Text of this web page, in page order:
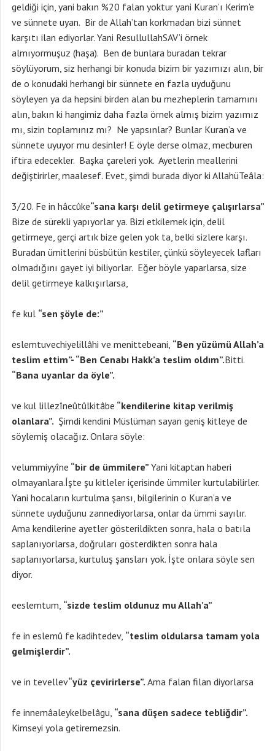
geldiği için, yani bakın %20 falan yoktur yani Kuran’ı Kerim’e
ve sünnete uyan. Bir de Allah’tan korkmadan bizi sünnet
karşıtı ilan ediyorlar. Yani ResullullahSAV’i örnek
almıyormuşuz (haşa). Ben de bunlara buradan tekrar
söylüyorum, siz herhangi bir konuda bizim bir yazımızı alın, bir
de o konudaki herhangi bir sünnete en fazla uyduğunu
söyleyen ya da hepsini birden alan bu mezheplerin tamamını
alın, bakın ki hangimiz daha fazla örnek almış bizim yazımız
mı, sizin toplamınız mı? Ne yapsınlar? Bunlar Kuran’a ve
sünnete uyuyor mu desinler! E öyle derse olmaz, mecburen
iftira edecekler. Başka çareleri yok. Ayetlerin meallerini
değiştirirler, maalesef. Evet, şimdi burada diyor ki AllahüTeâla:
3/20. Fe in hâccûke“sana karşı delil getirmeye çalışırlarsa”
Bize de sürekli yapıyorlar ya. Bizi etkilemek için, delil
getirmeye, gerçi artık bize gelen yok ta, belki sizlere karşı.
Buradan ümitlerini büsbütün kestiler, çünkü söyleyecek lafları
olmadığını gayet iyi biliyorlar. Eğer böyle yaparlarsa, size
delil getirmeye kalkışırlarsa,
fe kul “sen şöyle de:”
eslemtuvechiyelillâhi ve menittebeani, “Ben yüzümü Allah’a
teslim ettim”- “Ben Cenabı Hakk’a teslim oldım”.Bitti.
“Bana uyanlar da öyle”.
ve kul lillezîneûtûlkitâbe “kendilerine kitap verilmiş
olanlara”. Şimdi kendini Müslüman sayan geniş kitleye de
söylemiş olacağız. Onlara söyle:
velummiyyîne “bir de ümmilere” Yani kitaptan haberi
olmayanlara.İşte şu kitleler içerisinde ümmiler kurtulabilirler.
Yani hocaların kurtulma şansı, bilgilerinin o Kuran’a ve
sünnete uyduğunu zannediyorlarsa, onlar da ümmi sayılır.
Ama kendilerine ayetler gösterildikten sonra, hala o batıla
saplanıyorlarsa, doğruları gösterdikten sonra hala
saplanıyorlarsa, kurtuluş şansları yok. İşte onlara söyle sen
diyor.
eeslemtum, “sizde teslim oldunuz mu Allah’a”
fe in eslemû fe kadihtedev, “teslim oldularsa tamam yola
gelmişlerdir”.
ve in tevellev“yüz çevirirlerse”. Ama falan filan diyorlarsa
fe innemâaleykelbelâgu, “sana düşen sadece tebliğdir”.
Kimseyi yola getiremezsin.